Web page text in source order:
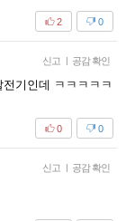
0
2
신고 | 공감 확인
기인데 ㅋㅋㅋㅋㅋ
0
0
신고 | 공감 확인